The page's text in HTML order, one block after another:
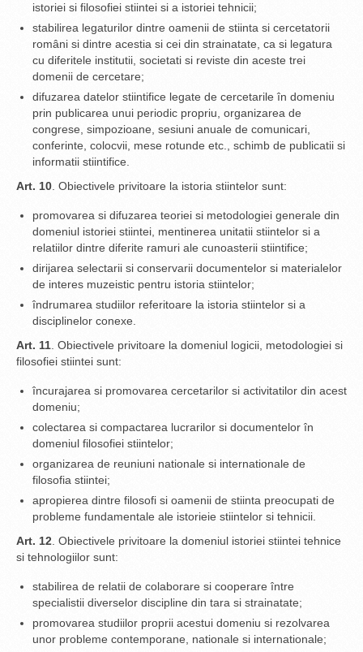
istoriei si filosofiei stiintei si a istoriei tehnicii;
stabilirea legaturilor dintre oamenii de stiinta si cercetatorii
români si dintre acestia si cei din strainatate, ca si legatura
cu diferitele institutii, societati si reviste din aceste trei
domenii de cercetare;
difuzarea datelor stiintifice legate de cercetarile în domeniu
prin publicarea unui periodic propriu, organizarea de
congrese, simpozioane, sesiuni anuale de comunicari,
conferinte, colocvii, mese rotunde etc., schimb de publicatii si
informatii stiintifice.
Art. 10 . Obiectivele privitoare la istoria stiintelor sunt:
promovarea si difuzarea teoriei si metodologiei generale din
domeniul istoriei stiintei, mentinerea unitatii stiintelor si a
relatiilor dintre diferite ramuri ale cunoasterii stiintifice;
dirijarea selectarii si conservarii documentelor si materialelor
de interes muzeistic pentru istoria stiintelor;
îndrumarea studiilor referitoare la istoria stiintelor si a
disciplinelor conexe.
Art. 11 . Obiectivele privitoare la domeniul logicii, metodologiei si
filosofiei stiintei sunt:
încurajarea si promovarea cercetarilor si activitatilor din acest
domeniu;
colectarea si compactarea lucrarilor si documentelor în
domeniul filosofiei stiintelor;
organizarea de reuniuni nationale si internationale de
filosofia stiintei;
apropierea dintre filosofi si oamenii de stiinta preocupati de
probleme fundamentale ale istorieie stiintelor si tehnicii.
Art. 12 . Obiectivele privitoare la domeniul istoriei stiintei tehnice
si tehnologiilor sunt:
stabilirea de relatii de colaborare si cooperare între
specialistii diverselor discipline din tara si strainatate;
promovarea studiilor proprii acestui domeniu si rezolvarea
unor probleme contemporane, nationale si internationale;